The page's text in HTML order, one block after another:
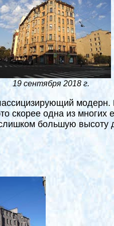
19 сентября 2018 г.
модерн.
скорее одна из многих
слишком большую высоту